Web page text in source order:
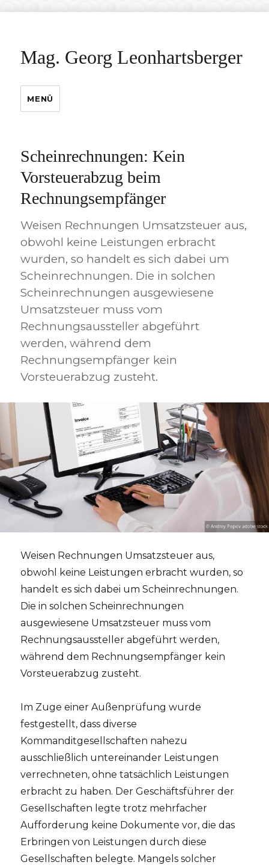
Mag. Georg Leonhartsberger
MENÜ
Scheinrechnungen: Kein
Vorsteuerabzug beim
Rechnungsempfänger
Weisen Rechnungen Umsatzsteuer aus,
obwohl keine Leistungen erbracht
wurden, so handelt es sich dabei um
Scheinrechnungen. Die in solchen
Scheinrechnungen ausgewiesene
Umsatzsteuer muss vom
Rechnungsaussteller abgeführt
werden, während dem
Rechnungsempfänger kein
Vorsteuerabzug zusteht.
Weisen Rechnungen Umsatzsteuer aus,
obwohl keine Leistungen erbracht wurden, so
handelt es sich dabei um Scheinrechnungen.
Die in solchen Scheinrechnungen
ausgewiesene Umsatzsteuer muss vom
Rechnungsaussteller abgeführt werden,
während dem Rechnungsempfänger kein
Vorsteuerabzug zusteht.
Im Zuge einer Außenprüfung wurde
festgestellt, dass diverse
Kommanditgesellschaften nahezu
ausschließlich untereinander Leistungen
verrechneten, ohne tatsächlich Leistungen
erbracht zu haben. Der Geschäftsführer der
Gesellschaften legte trotz mehrfacher
Aufforderung keine Dokumente vor, die das
Erbringen von Leistungen durch diese
Gesellschaften belegte. Mangels solcher